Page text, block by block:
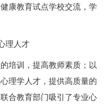
康教育试点学校交流，学
理人才
培训，提高教师素质；以
理学人才，提供高质量的
合教育部门吸引了专业心